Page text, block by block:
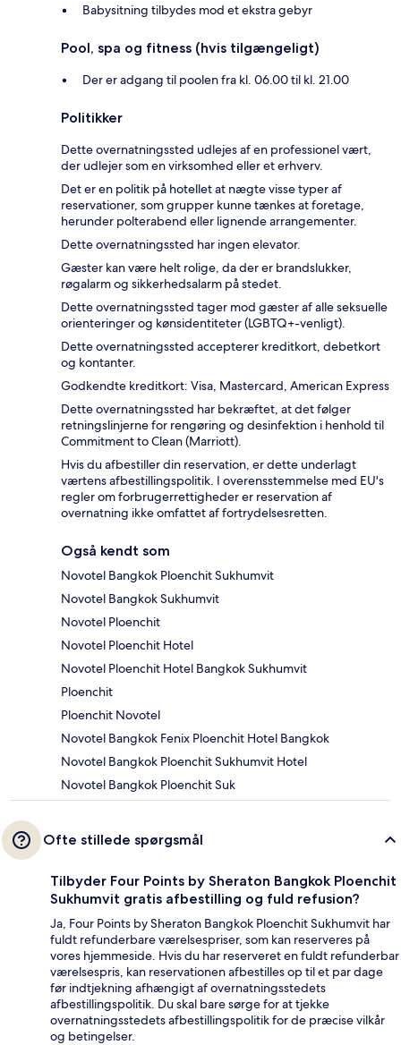
Babysitning tilbydes mod et ekstra gebyr
Pool, spa og fitness (hvis tilgængeligt)
Der er adgang til poolen fra kl. 06.00 til kl. 21.00
Politikker
Dette overnatningssted udlejes af en professionel vært,
der udlejer som en virksomhed eller et erhverv.
Det er en politik på hotellet at nægte visse typer af
reservationer, som grupper kunne tænkes at foretage,
herunder polterabend eller lignende arrangementer.
Dette overnatningssted har ingen elevator.
Gæster kan være helt rolige, da der er brandslukker,
røgalarm og sikkerhedsalarm på stedet.
Dette overnatningssted tager mod gæster af alle seksuelle
orienteringer og kønsidentiteter (LGBTQ+-venligt).
Dette overnatningssted accepterer kreditkort, debetkort
og kontanter.
Godkendte kreditkort: Visa, Mastercard, American Express
Dette overnatningssted har bekræftet, at det følger
retningslinjerne for rengøring og desinfektion i henhold til
Commitment to Clean (Marriott).
Hvis du afbestiller din reservation, er dette underlagt
værtens afbestillingspolitik. I overensstemmelse med EU's
regler om forbrugerrettigheder er reservation af
overnatning ikke omfattet af fortrydelsesretten.
Også kendt som
Novotel Bangkok Ploenchit Sukhumvit
Novotel Bangkok Sukhumvit
Novotel Ploenchit
Novotel Ploenchit Hotel
Novotel Ploenchit Hotel Bangkok Sukhumvit
Ploenchit
Ploenchit Novotel
Novotel Bangkok Fenix Ploenchit Hotel Bangkok
Novotel Bangkok Ploenchit Sukhumvit Hotel
Novotel Bangkok Ploenchit Suk
Ofte stillede spørgsmål
Tilbyder Four Points by Sheraton Bangkok Ploenchit
Sukhumvit gratis afbestilling og fuld refusion?
Ja, Four Points by Sheraton Bangkok Ploenchit Sukhumvit har
fuldt refunderbare værelsespriser, som kan reserveres på
vores hjemmeside. Hvis du har reserveret en fuldt refunderbar
værelsespris, kan reservationen afbestilles op til et par dage
før indtjekning afhængigt af overnatningsstedets
afbestillingspolitik. Du skal bare sørge for at tjekke
overnatningsstedets afbestillingspolitik for de præcise vilkår
og betingelser.